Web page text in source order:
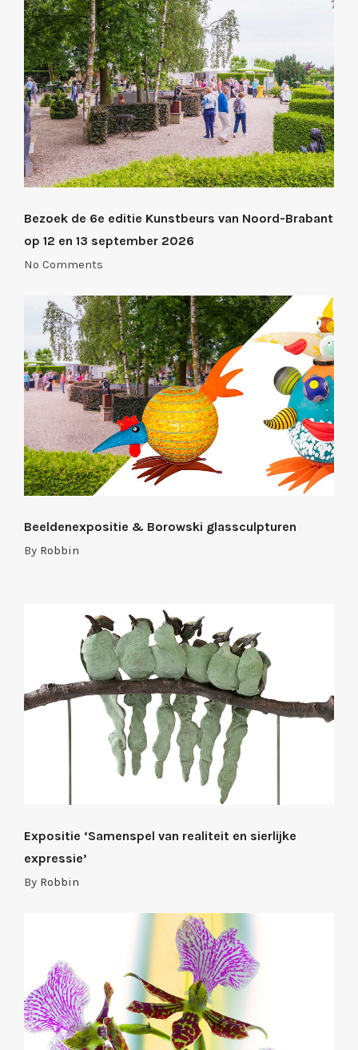
Bezoek de 6e editie Kunstbeurs van Noord-Brabant
op 12 en 13 september 2026
No Comments
Beeldenexpositie & Borowski glassculpturen
By Robbin
Expositie ‘Samenspel van realiteit en sierlijke
expressie’
By Robbin